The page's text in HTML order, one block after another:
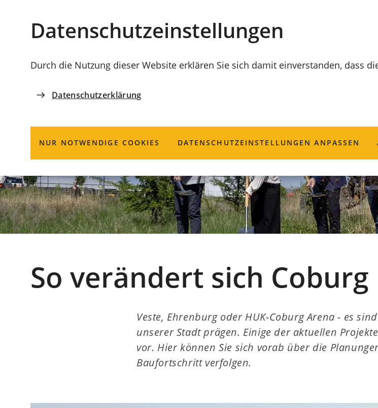
Datenschutz­einstellungen
Durch die Nutzung dieser Website erklären Sie sich damit einverstanden, dass
Datenschutzerklärung
NUR NOTWENDIGE COOKIES DATENSCHUTZ­EINSTELLUNGEN ANPASSEN
Coburg
So verändert sich Coburg
Veste, Ehrenburg oder HUK-Coburg Arena - es
unserer Stadt prägen. Einige der aktuellen
vor. Hier können Sie sich vorab über die
Baufortschritt verfolgen.